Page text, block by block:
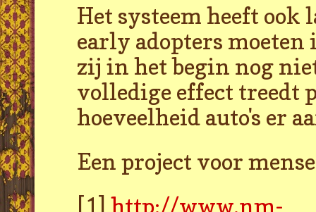
Het systeem heeft ook
early adopters
zij in het begin nog
volledige effect treedt
hoeveelheid auto's er
Een project voor
[1] http://www.nm-